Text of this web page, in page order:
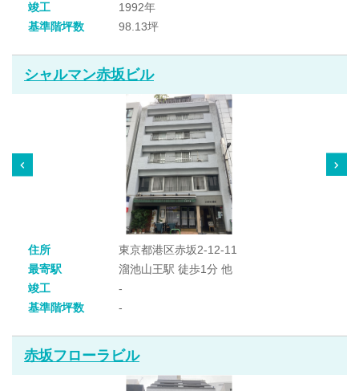
竣工
1992年
基準階坪数
98.13坪
シャルマン赤坂ビル
住所
東京都港区赤坂2-12-11
最寄駅
溜池山王駅 徒歩1分 他
竣工
-
基準階坪数
-
赤坂フローラビル